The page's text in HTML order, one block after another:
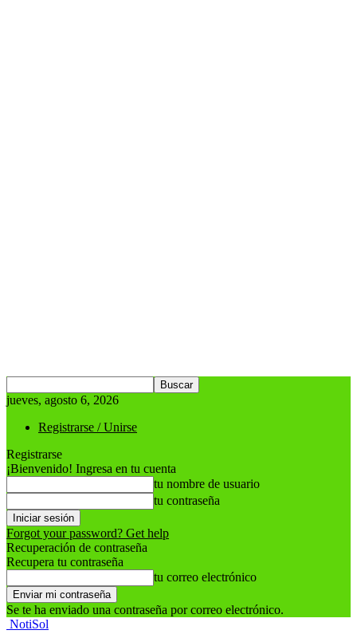
jueves, agosto 6, 2026
Registrarse / Unirse
Registrarse
¡Bienvenido! Ingresa en tu cuenta
tu nombre de usuario
tu contraseña
Forgot your password? Get help
Recuperación de contraseña
Recupera tu contraseña
tu correo electrónico
Se te ha enviado una contraseña por correo electrónico.
NotiSol